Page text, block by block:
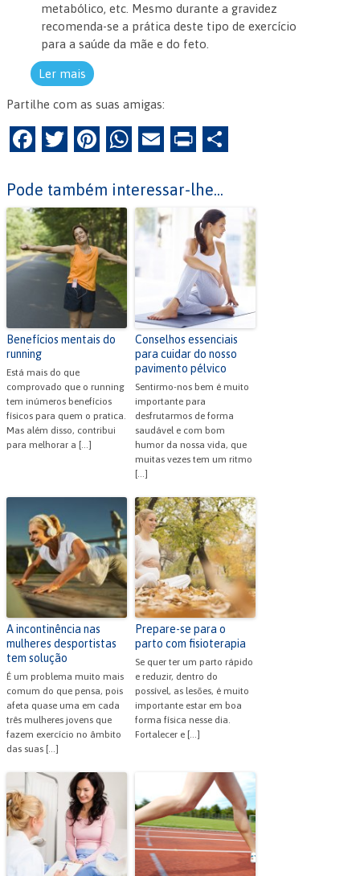
metabólico, etc. Mesmo durante a gravidez
recomenda-se a prática deste tipo de exercício
para a saúde da mãe e do feto.
Ler mais
Partilhe com as suas amigas:
F
c
e
b
o
T
itt
er
Pi
er
es
t
W
at
s
A
p
E
ai
l
Pr
tF
ri
e
n
dl
y
ar
Pode também interessar-lhe...
Benefícios mentais do
running
Está mais do que
comprovado que o running
tem inúmeros benefícios
físicos para quem o pratica.
Mas além disso, contribui
para melhorar a […]
Conselhos essenciais
para cuidar do nosso
pavimento pélvico
Sentirmo-nos bem é muito
importante para
desfrutarmos de forma
saudável e com bom
humor da nossa vida, que
muitas vezes tem um ritmo
[…]
A incontinência nas
mulheres desportistas
tem solução
É um problema muito mais
comum do que pensa, pois
afeta quase uma em cada
três mulheres jovens que
fazem exercício no âmbito
das suas […]
Prepare-se para o
parto com fisioterapia
Se quer ter um parto rápido
e reduzir, dentro do
possível, as lesões, é muito
importante estar em boa
forma física nesse dia.
Fortalecer e […]